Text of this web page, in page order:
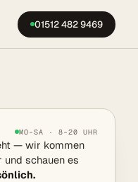
01512 482 9469
MO–SA · 8–20 UHR
— wir kommen
schauen es